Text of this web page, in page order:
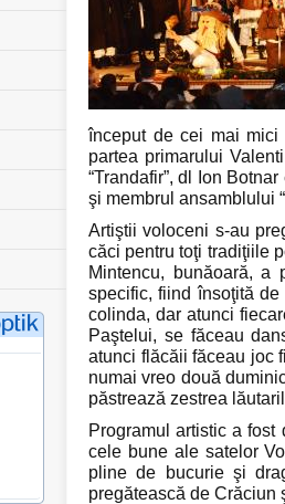
început de cei mai
partea primarului
“Trandafir”, dl Ion
şi membrul ansamblului
Artiştii voloceni s-au
căci pentru toţi tradiţiile
Mintencu, bunăoară,
specific, fiind însoţită
colinda, dar atunci
Paştelui, se făceau
atunci flăcăii făceau joc
numai vreo două
păstrează zestrea
Programul artistic a
cele bune ale satelor
pline de bucurie şi
pregătească de Crăciun